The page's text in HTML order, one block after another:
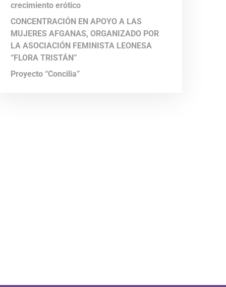
crecimiento erótico
CONCENTRACIÓN EN APOYO A LAS
MUJERES AFGANAS, ORGANIZADO POR
LA ASOCIACIÓN FEMINISTA LEONESA
“FLORA TRISTÁN”
Proyecto “Concilia”